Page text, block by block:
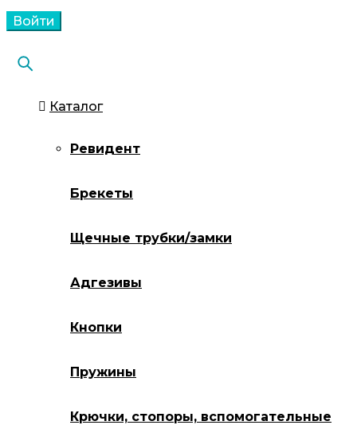
Каталог
Ревидент
Брекеты
Щечные трубки/замки
Адгезивы
Кнопки
Пружины
Крючки, стопоры, вспомогательные